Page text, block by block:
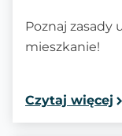
Poznaj zasady
mieszkanie!
Czytaj więcej